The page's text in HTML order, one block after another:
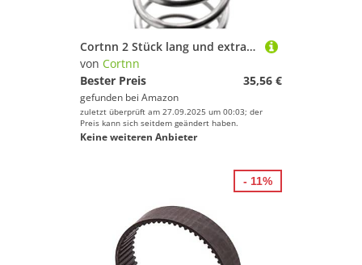
Cortnn 2 Stück lang und extra groß 304 Edelstahl Druckfeder Druckfederdraht Durchmesser 2,5 mm 3 mm 4 mm 5 mm Länge 305 mm(4 x 30 x 305)
von Cortnn
Bester Preis
35,56 €
gefunden bei Amazon
zuletzt überprüft am 27.09.2025 um 00:03; der
Preis kann sich seitdem geändert haben.
Keine weiteren Anbieter
- 11%